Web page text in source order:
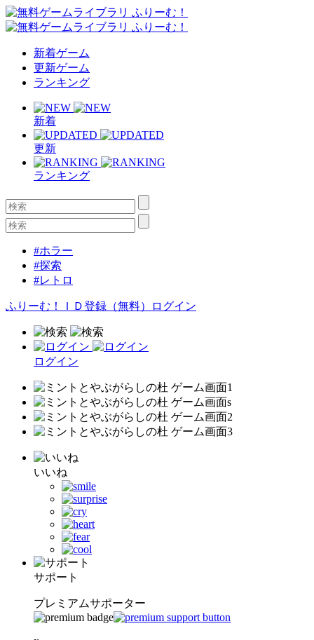
新着ゲーム
更新ゲーム
ランキング
新着
更新
ランキング
#ホラー
#探索
#レトロ
ふりーむ！ＩＤ登録（無料） ログイン
ログイン
いいね
サポート
プレミアムサポーター